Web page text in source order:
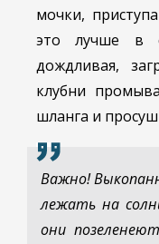
мочки,
это лучше в
дождливая,
клубни
шланга и
Важно!
лежать на
они